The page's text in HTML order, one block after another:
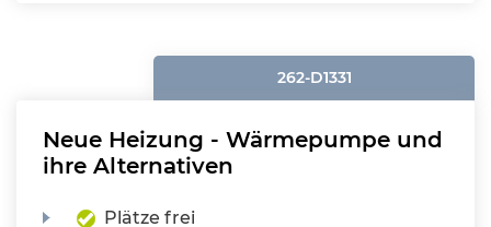
262-D1331
Neue Heizung - Wärmepumpe und
ihre Alternativen
Plätze frei